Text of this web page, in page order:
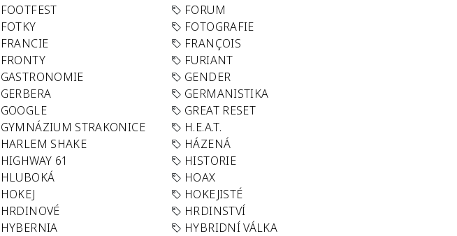
FOOTFEST
FORUM
FOTKY
FOTOGRAFIE
FRANCIE
FRANÇOIS
FRONTY
FURIANT
GASTRONOMIE
GENDER
GERBERA
GERMANISTIKA
GOOGLE
GREAT RESET
GYMNÁZIUM STRAKONICE
H.E.A.T.
HARLEM SHAKE
HÁZENÁ
HIGHWAY 61
HISTORIE
HLUBOKÁ
HOAX
HOKEJ
HOKEJISTÉ
HRDINOVÉ
HRDINSTVÍ
HYBERNIA
HYBRIDNÍ VÁLKA